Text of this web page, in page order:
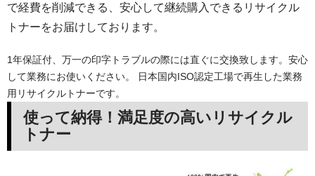
で経費を削減できる、安心して継続購入できるリサイクル
トナーをお届けしております。
1年保証付、万一の印字トラブルの際には直ぐに交換致します。安心
して業務にお使いください。 日本国内ISO認定工場で再生した業務
用リサイクルトナーです。
使って納得！満足度の高いリサイクル
トナー